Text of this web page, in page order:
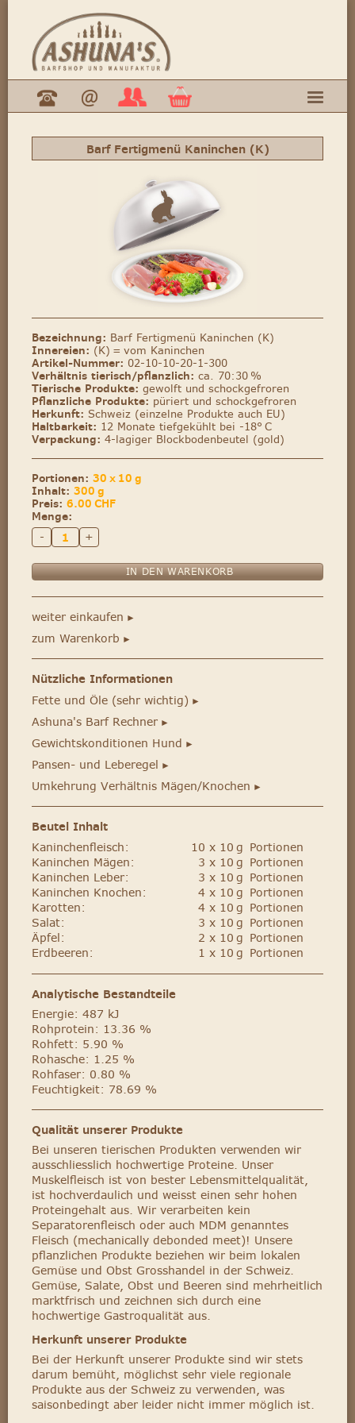
Barf Fertigmenü Kaninchen (K)
Bezeichnung: Barf Fertigmenü Kaninchen (K)
Innereien: (K) = vom Kaninchen
Artikel-Nummer: 02-10-10-20-1-300
Verhältnis tierisch/pflanzlich: ca. 70:30 %
Tierische Produkte: gewolft und schockgefroren
Pflanzliche Produkte: püriert und schockgefroren
Herkunft: Schweiz (einzelne Produkte auch EU)
Haltbarkeit: 12 Monate tiefgekühlt bei -18° C
Verpackung: 4-lagiger Blockbodenbeutel (gold)
Portionen: 30 x 10 g
Inhalt: 300 g
Preis: 6.00 CHF
Menge:
-
+
weiter einkaufen ►
zum Warenkorb ►
Nützliche Informationen
Fette und Öle (sehr wichtig) ►
Ashuna's Barf Rechner ►
Gewichtskonditionen Hund ►
Pansen- und Leberegel ►
Umkehrung Verhältnis Mägen/Knochen ►
Beutel Inhalt
Kaninchenfleisch:
10 x 10 g Portionen
Kaninchen Mägen:
3 x 10 g Portionen
Kaninchen Leber:
3 x 10 g Portionen
Kaninchen Knochen:
4 x 10 g Portionen
Karotten:
4 x 10 g Portionen
Salat:
3 x 10 g Portionen
Äpfel:
2 x 10 g Portionen
Erdbeeren:
1 x 10 g Portionen
Analytische Bestandteile
Energie: 487 kJ
Rohprotein: 13.36 %
Rohfett: 5.90 %
Rohasche: 1.25 %
Rohfaser: 0.80 %
Feuchtigkeit: 78.69 %
Qualität unserer Produkte
Bei unseren tierischen Produkten verwenden wir
ausschliesslich hochwertige Proteine. Unser
Muskelfleisch ist von bester Lebensmittelqualität,
ist hochverdaulich und weisst einen sehr hohen
Proteingehalt aus. Wir verarbeiten kein
Separatorenfleisch oder auch MDM genanntes
Fleisch (mechanically debonded meet)! Unsere
pflanzlichen Produkte beziehen wir beim lokalen
Gemüse und Obst Grosshandel in der Schweiz.
Gemüse, Salate, Obst und Beeren sind mehrheitlich
marktfrisch und zeichnen sich durch eine
hochwertige Gastroqualität aus.
Herkunft unserer Produkte
Bei der Herkunft unserer Produkte sind wir stets
darum bemüht, möglichst sehr viele regionale
Produkte aus der Schweiz zu verwenden, was
saisonbedingt aber leider nicht immer möglich ist.